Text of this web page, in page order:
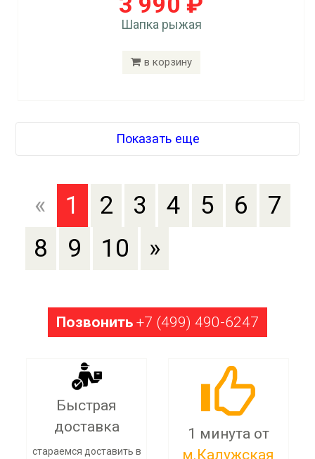
Шапка рыжая
в корзину
Показать еще
« 1 2 3 4 5 6
7
8
9 10 »
Позвонить +7 (499) 490-6247
Быстрая
доставка
стараемся доставить в
1 минута от
м.Калужская